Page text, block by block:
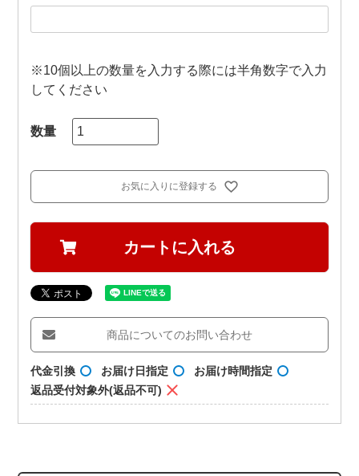
※10個以上の数量を入力する際には半角数字で入力
してください
お気に入りに登録する
カートに入れる
商品についてのお問い合わせ
代金引換 お届け日指定
お届け時間指定
返品受付対象外(返品不可)